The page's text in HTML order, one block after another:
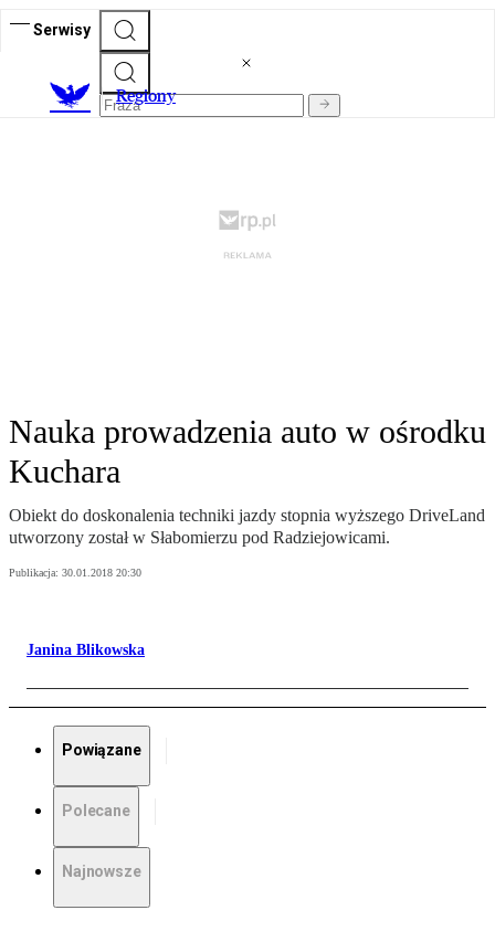
Serwisy
Regiony
Nauka prowadzenia auto w ośrodku
Kuchara
Obiekt do doskonalenia techniki jazdy stopnia wyższego DriveLand
utworzony został w Słabomierzu pod Radziejowicami.
Publikacja: 30.01.2018 20:30
Janina Blikowska
Powiązane
Polecane
Najnowsze